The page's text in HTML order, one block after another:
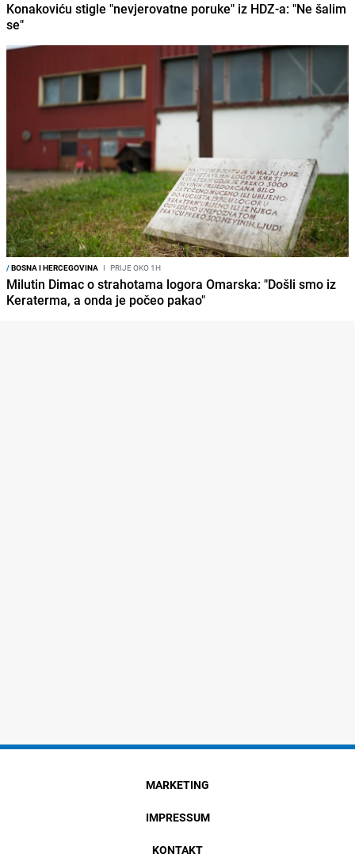
Konakoviću stigle "nevjerovatne poruke" iz HDZ-a: "Ne šalim
se"
/BOSNA I HERCEGOVINA I PRIJE OKO 1H
Milutin Dimac o strahotama logora Omarska: "Došli smo iz
Keraterma, a onda je počeo pakao"
MARKETING
IMPRESSUM
KONTAKT